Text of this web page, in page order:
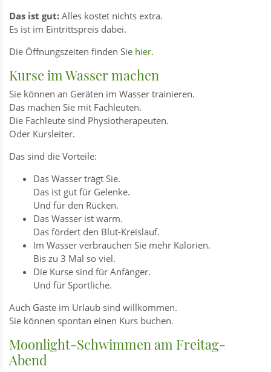
Das ist gut: Alles kostet nichts extra.
Es ist im Eintrittspreis dabei.
Die Öffnungszeiten finden Sie hier.
Kurse im Wasser machen
Sie können an Geräten im Wasser trainieren.
Das machen Sie mit Fachleuten.
Die Fachleute sind Physiotherapeuten.
Oder Kursleiter.
Das sind die Vorteile:
Das Wasser trägt Sie.
Das ist gut für Gelenke.
Und für den Rücken.
Das Wasser ist warm.
Das fördert den Blut-Kreislauf.
Im Wasser verbrauchen Sie mehr Kalorien.
Bis zu 3 Mal so viel.
Die Kurse sind für Anfänger.
Und für Sportliche.
Auch Gäste im Urlaub sind willkommen.
Sie können spontan einen Kurs buchen.
Moonlight-Schwimmen am Freitag-
Abend